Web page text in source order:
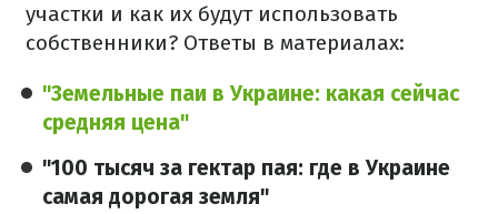
участки и как их будут использовать
собственники? Ответы в материалах:
"Земельные паи в Украине: какая сейчас
средняя цена"
"100 тысяч за гектар пая: где в Украине
самая дорогая земля"